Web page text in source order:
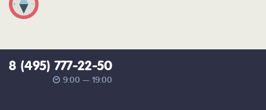
8 (495) 777-22-50
9:00 — 19:00